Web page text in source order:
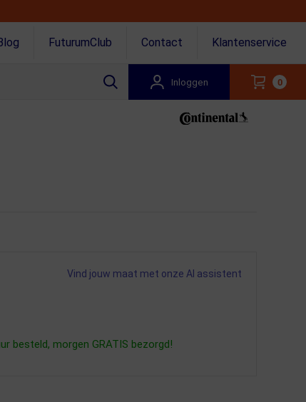
FuturumClub Contact Klantenservice
Inloggen 0
Vind jouw maat met onze AI assistent
besteld, morgen GRATIS bezorgd!